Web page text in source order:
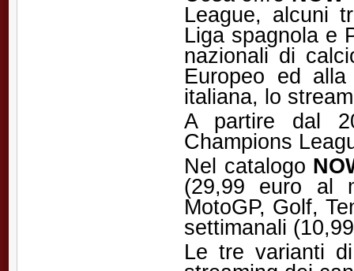
League, alcuni
Liga spagnola e
nazionali di
Europeo ed
italiana, lo
A partire dal
Champions
Nel catalogo
(29,99 euro al
MotoGP, Golf,
settimanali
Le tre varianti